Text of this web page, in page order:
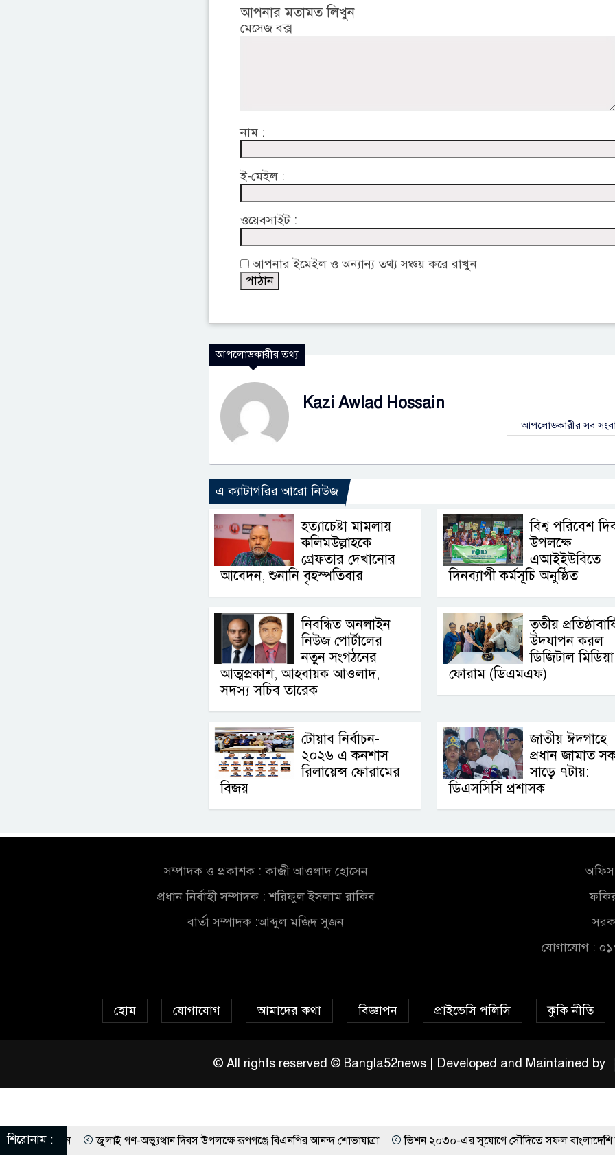
আপনার মতামত লিখুন
মেসেজ বক্স
নাম :
ই-মেইল :
ওয়েবসাইট :
আপনার ইমেইল ও অন্যান্য তথ্য সঞ্চয় করে রাখুন
আপলোডকারীর তথ্য
Kazi Awlad Hossain
আপলোডকারীর সব
এ ক্যাটাগরির আরো নিউজ
হত্যাচেষ্টা মামলায়
কলিমউল্লাহকে
গ্রেফতার দেখানোর
আবেদন, শুনানি বৃহস্পতিবার
বিশ্ব পরিবেশ
উপলক্ষে
এআইইউবিতে
দিনব্যাপী কর্মসূচি অনুষ্ঠিত
নিবন্ধিত অনলাইন
নিউজ পোর্টালের
নতুন সংগঠনের
আত্মপ্রকাশ, আহবায়ক আওলাদ,
সদস্য সচিব তারেক
তৃতীয়
উদযাপন করল
ডিজিটাল মিডিয়া
ফোরাম (ডিএমএফ)
টোয়াব নির্বাচন-
২০২৬ এ কনশাস
রিলায়েন্স ফোরামের
বিজয়
জাতীয় ঈদগাহে
প্রধান জামাত
সাড়ে ৭টায়:
ডিএসসিসি প্রশাসক
সম্পাদক ও প্রকাশক : কাজী আওলাদ হোসেন
প্রধান নির্বাহী সম্পাদক : শরিফুল ইসলাম রাকিব
বার্তা সম্পাদক :আব্দুল মজিদ সুজন
যোগাযোগ :
হোম যোগাযোগ আমাদের কথা বিজ্ঞাপন প্রাইভেসি পলিসি কুকি নীতি
© All rights reserved © Bangla52news | Developed and Maintained by
শিরোনাম :জুলাই গণ-অভ্যুত্থান দিবস উপলক্ষে রূপগঞ্জে বিএনপির আনন্দ শোভাযাত্রা ভিশন ২০৩০-এর সুযোগে সৌদিতে সফল বাংলাদেশি উদ্যোক্তা, দেশে